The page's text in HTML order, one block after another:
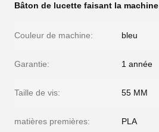
Bâton de lucette faisant la machine
Couleur de machine: bleu
Garantie: 1 année
Taille de vis: 55 MM
matières premières: PLA